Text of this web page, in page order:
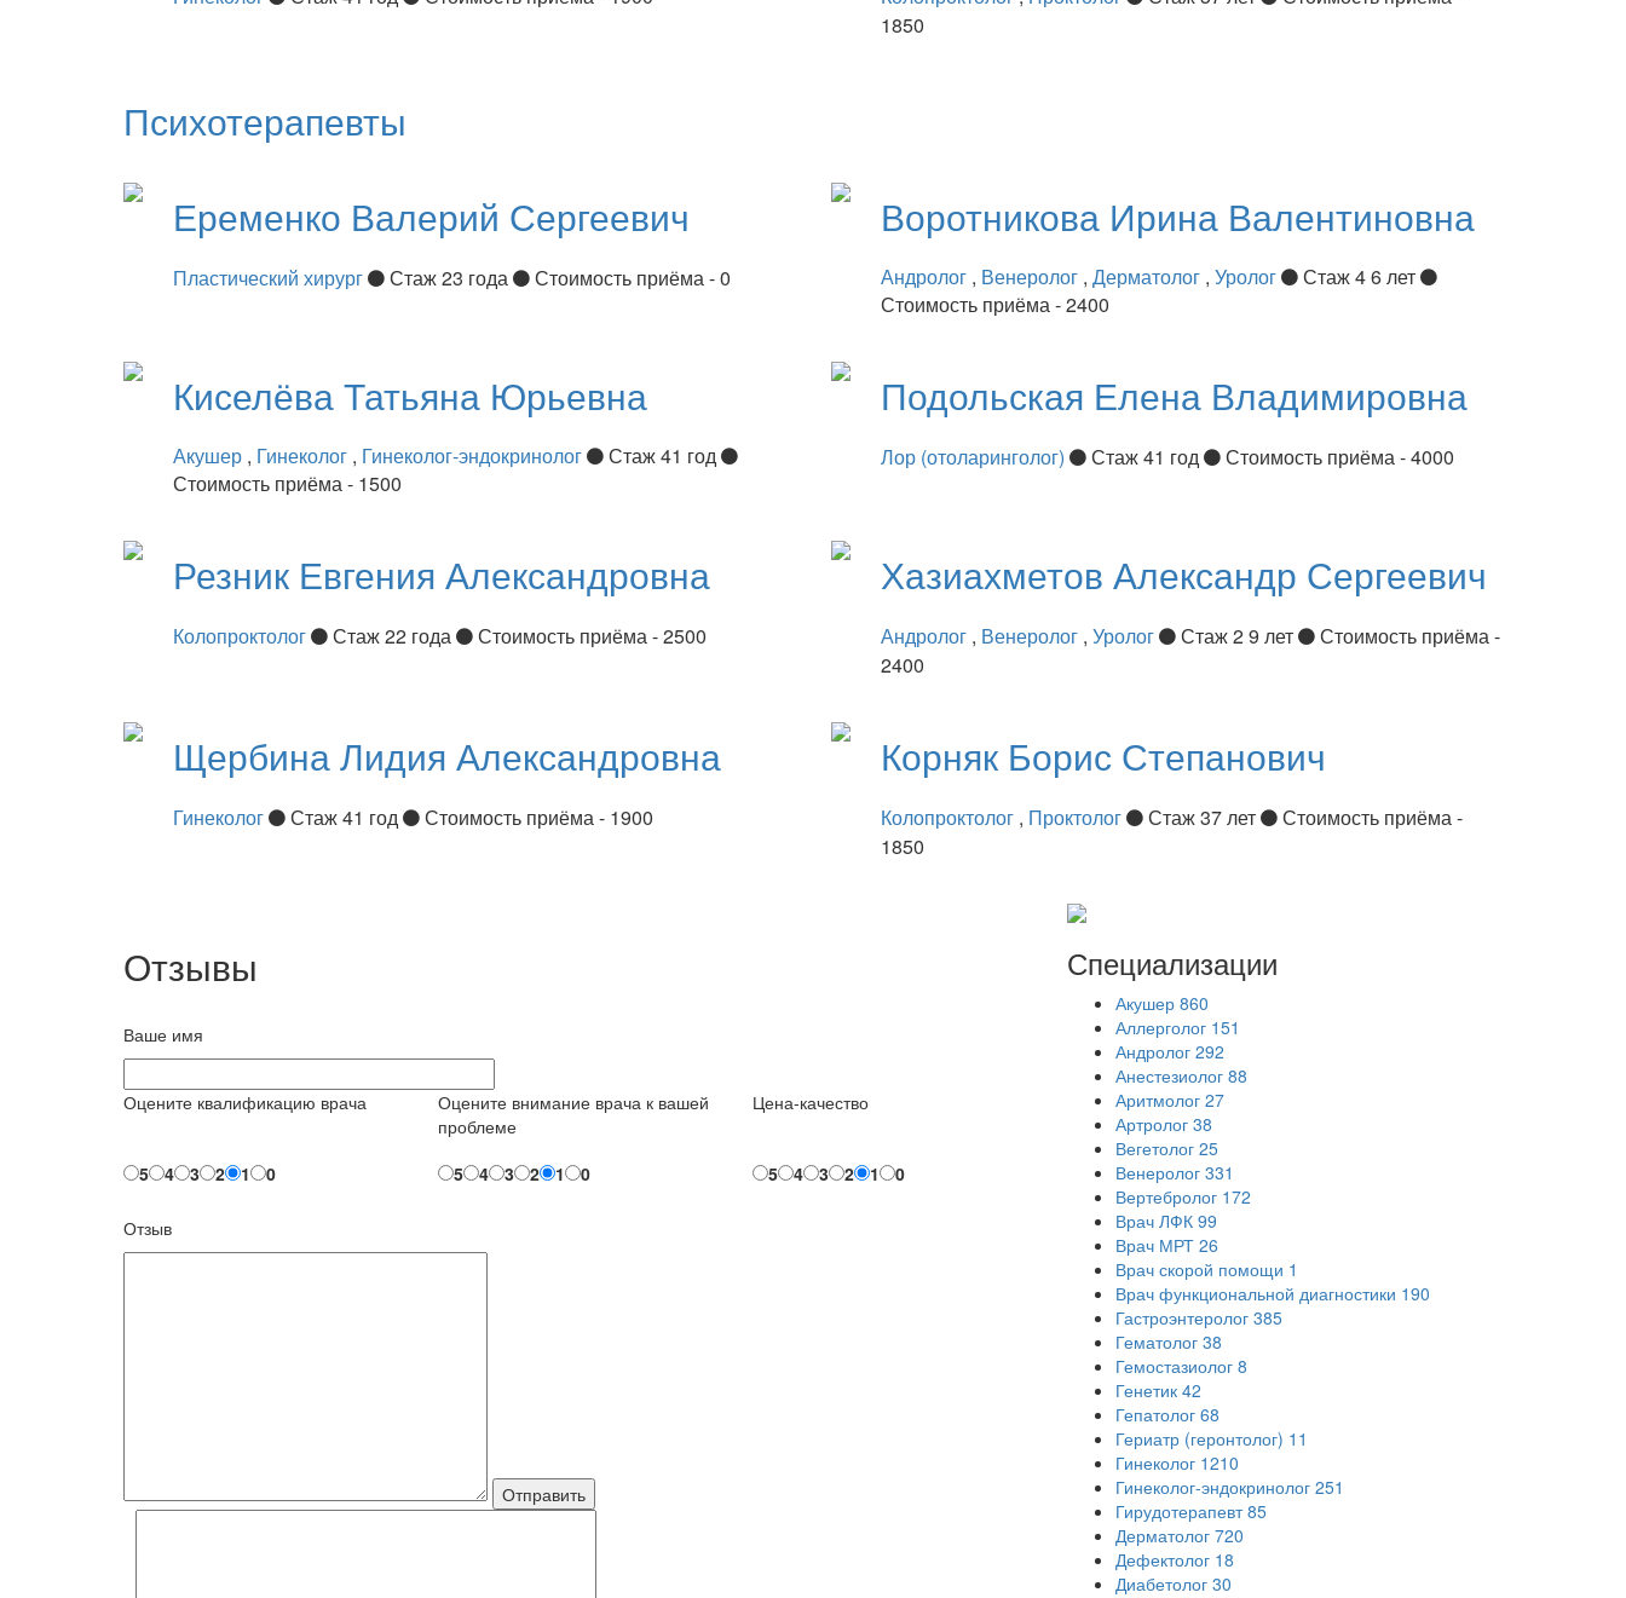
1850
Психотерапевты
Еременко Валерий Сергеевич
Пластический хирург Стаж 23 года Стоимость приёма - 0
Воротникова Ирина Валентиновна
Андролог , Венеролог , Дерматолог , Уролог
Стаж 4 6 лет
Стоимость приёма - 2400
КиселёваТатьяна Юрьевна
Акушер , Гинеколог , Гинеколог-эндокринолог
Стаж 41 год
Стоимость приёма - 1500
Подольская Елена Владимировна
Лор (отоларинголог) Стаж 41 год Стоимость приёма - 4000
Резник Евгения Александровна
Колопроктолог Стаж 22 года Стоимость приёма - 2500
Хазиахметов Александр Сергеевич
Андролог , Венеролог , Уролог Стаж 2 9 лет
Стоимость приёма -
2400
ЩербинаЛидия Александровна
Гинеколог Стаж 41 год Стоимость приёма - 1900
Корняк Борис Степанович
Колопроктолог , Проктолог Стаж 37 лет
Стоимость приёма -
1850
Отзывы
Ваше имя
Оцените квалификацию врача
5 4 3 2 1 0
Оцените внимание врача к вашей
проблеме
5
4 3 2 1 0
Цена-качество
5 4 3 2 1 0
Отзыв
Специализации
Акушер 860
Аллерголог 151
Андролог 292
Анестезиолог 88
Аритмолог 27
Артролог 38
Вегетолог 25
Венеролог 331
Вертебролог 172
Врач ЛФК 99
Врач МРТ 26
Врач скорой помощи 1
Врач функциональной диагностики 190
Гастроэнтеролог 385
Гематолог 38
Гемостазиолог 8
Генетик 42
Гепатолог 68
Гериатр (геронтолог) 11
Гинеколог 1210
Гинеколог-эндокринолог 251
Гирудотерапевт 85
Дерматолог 720
Дефектолог 18
Диабетолог 30